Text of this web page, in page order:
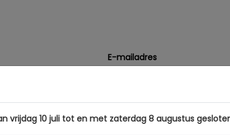
E-mailadres
vrijdag 10 juli tot en met zaterdag 8 augustus